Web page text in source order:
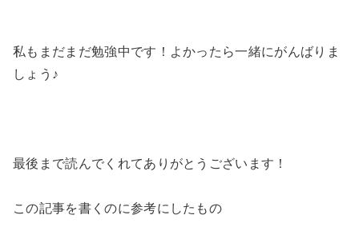
私もまだまだ勉強中です！よかったら一緒にがんばりま
しょう♪
最後まで読んでくれてありがとうございます！
この記事を書くのに参考にしたもの